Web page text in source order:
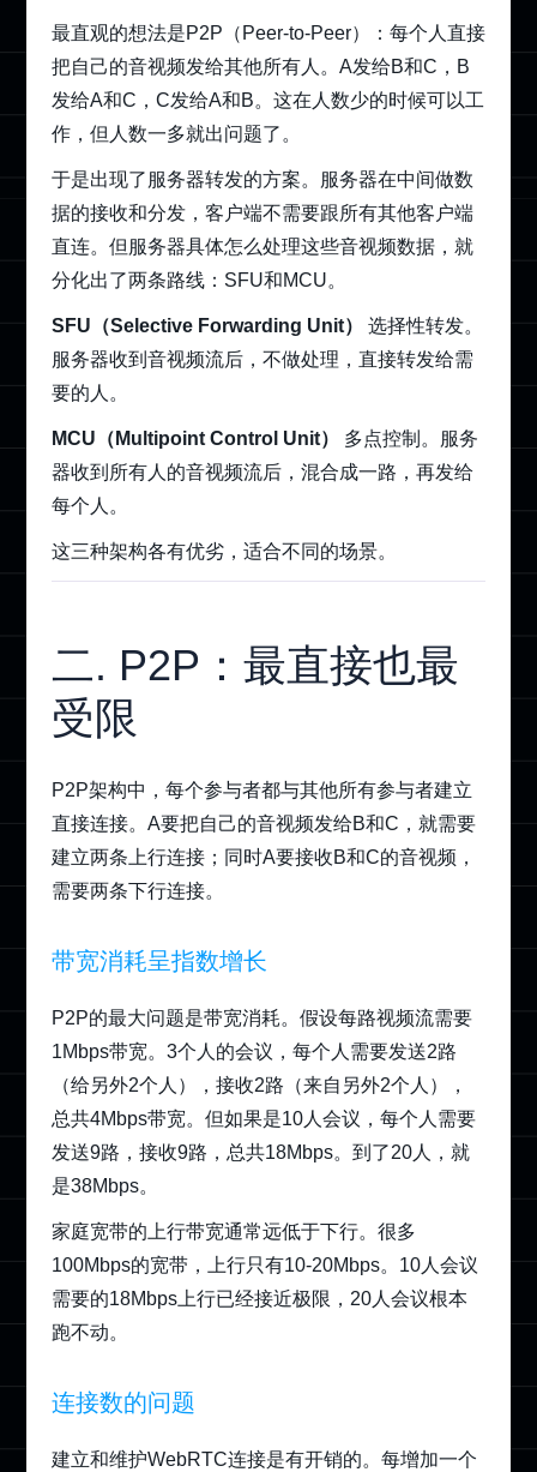
最直观的想法是P2P（Peer-to-Peer）：每个人直接
把自己的音视频发给其他所有人。A发给B和C，B
发给A和C，C发给A和B。这在人数少的时候可以工
作，但人数一多就出问题了。
于是出现了服务器转发的方案。服务器在中间做数
据的接收和分发，客户端不需要跟所有其他客户端
直连。但服务器具体怎么处理这些音视频数据，就
分化出了两条路线：SFU和MCU。
SFU（Selective Forwarding Unit）
选择性转发。
服务器收到音视频流后，不做处理，直接转发给需
要的人。
MCU（Multipoint Control Unit）
多点控制。服务
器收到所有人的音视频流后，混合成一路，再发给
每个人。
这三种架构各有优劣，适合不同的场景。
二. P2P：最直接也最
受限
P2P架构中，每个参与者都与其他所有参与者建立
直接连接。A要把自己的音视频发给B和C，就需要
建立两条上行连接；同时A要接收B和C的音视频，
需要两条下行连接。
带宽消耗呈指数增长
P2P的最大问题是带宽消耗。假设每路视频流需要
1Mbps带宽。3个人的会议，每个人需要发送2路
（给另外2个人），接收2路（来自另外2个人），
总共4Mbps带宽。但如果是10人会议，每个人需要
发送9路，接收9路，总共18Mbps。到了20人，就
是38Mbps。
家庭宽带的上行带宽通常远低于下行。很多
100Mbps的宽带，上行只有10-20Mbps。10人会议
需要的18Mbps上行已经接近极限，20人会议根本
跑不动。
连接数的问题
建立和维护WebRTC连接是有开销的。每增加一个